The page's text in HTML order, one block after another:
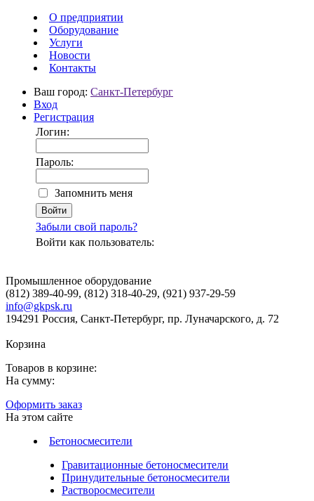
О предприятии
Оборудование
Услуги
Новости
Контакты
Ваш город: Санкт-Петербург
Вход
Регистрация
Логин:
Пароль:
Запомнить меня
Забыли свой пароль?
Войти как пользователь:
Промышленное оборудование
(812) 389-40-99, (812) 318-40-29, (921) 937-29-59
info@gkpsk.ru
194291 Россия, Санкт-Петербург, пр. Луначарского, д. 72
Корзина
Товаров в корзине:
На сумму:
Оформить заказ
На этом сайте
Бетоносмесители
Гравитационные бетоносмесители
Принудительные бетоносмесители
Растворосмесители